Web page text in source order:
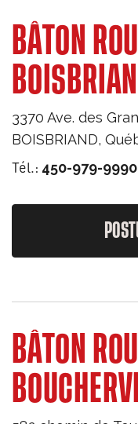
BÂTON
3370 Ave. des
BOISBRIAND,
Tél.: 450-979-9990
BÂTON